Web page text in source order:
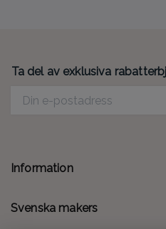
Ta del av exklusiva
Information
Svenska makers